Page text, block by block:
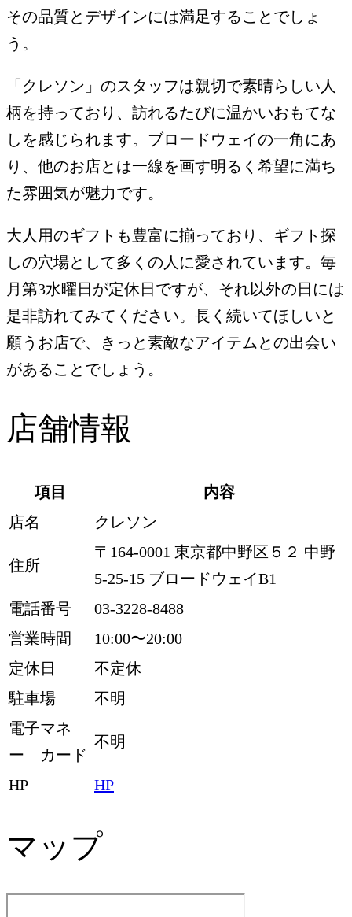
その品質とデザインには満足することでしょ
う。
「クレソン」のスタッフは親切で素晴らしい人
柄を持っており、訪れるたびに温かいおもてな
しを感じられます。ブロードウェイの一角にあ
り、他のお店とは一線を画す明るく希望に満ち
た雰囲気が魅力です。
大人用のギフトも豊富に揃っており、ギフト探
しの穴場として多くの人に愛されています。毎
月第3水曜日が定休日ですが、それ以外の日には
是非訪れてみてください。長く続いてほしいと
願うお店で、きっと素敵なアイテムとの出会い
があることでしょう。
店舗情報
項目
内容
店名
クレソン
住所
〒164-0001 東京都中野区５２ 中野
5-25-15 ブロードウェイB1
電話番号
03-3228-8488
営業時間
10:00〜20:00
定休日
不定休
駐車場
不明
電子マネ
ー カード
不明
HP HP
マップ